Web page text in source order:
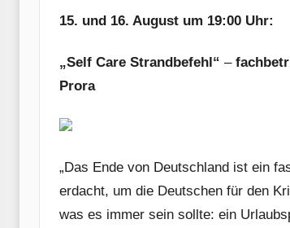
15. und 16. August um 19:00 Uhr:
„Self Care Strandbefehl“ –
Prora
„Das Ende von Deutschland ist ein
erdacht, um die Deutschen für den
was es immer sein sollte: ein